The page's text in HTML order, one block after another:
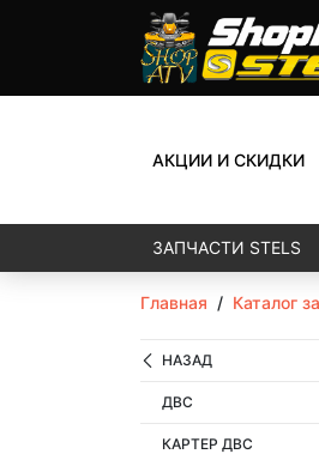
АКЦИИ И СКИДКИ
ЗАПЧАСТИ STELS
Главная / Каталог
НАЗАД
ДВС
КАРТЕР ДВС